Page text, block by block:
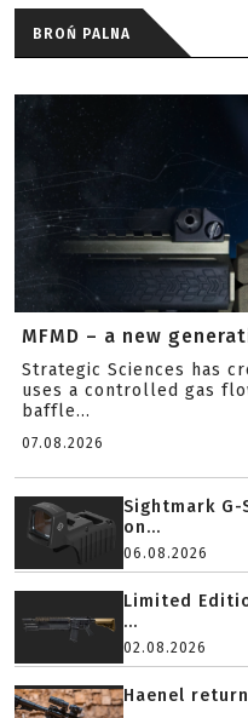
BROŃ PALNA
MFMD – a new
Strategic Sciences has
uses a controlled gas
baffle...
07.08.2026
Sightmark
on...
06.08.2026
Limited
...
02.08.2026
Haenel